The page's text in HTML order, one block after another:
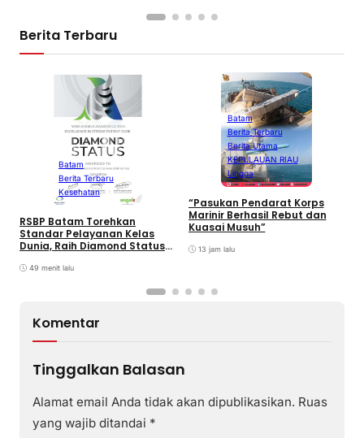
Berita Terbaru
Batam
Berita Terbaru
Kesehatan
RSBP Batam Torehkan
Standar Pelayanan Kelas
Dunia, Raih Diamond Status
49 menit lalu
Batam
Berita Terbaru
Berita Utama
KEPULAUAN RIAU
Lingga
“Pasukan Pendarat Korps
Marinir Berhasil Rebut dan
Kuasai Musuh”
13 jam lalu
Komentar
Tinggalkan Balasan
Alamat email Anda tidak akan dipublikasikan. Ruas
yang wajib ditandai *